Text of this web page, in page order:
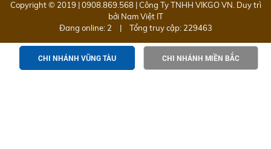
Copyright © 2019 | 0908.869.568 | Công Ty TNHH VIKGO VN. Duy trì
bởi Nam Việt IT
Đang online: 2
| Tổng truy cập: 229463
CHI NHÁNH VŨNG TÀU CHI NHÁNH MIỀN BẮC